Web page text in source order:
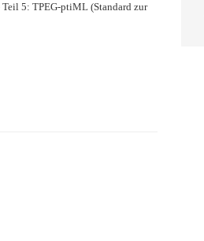
5: TPEG-ptiML (Standard zur